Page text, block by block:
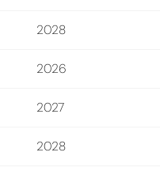
2028
2026
2027
2028